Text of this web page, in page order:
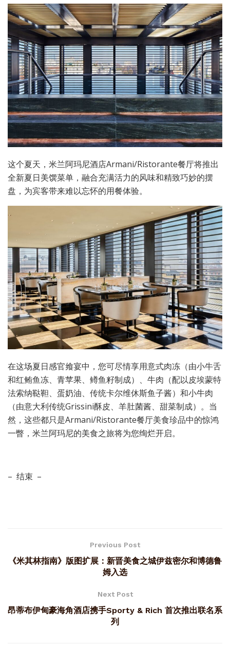
这个夏天，米兰阿玛尼酒店Armani/Ristorante餐厅将推出
全新夏日美馔菜单，融合充满活力的风味和精致巧妙的摆
盘，为宾客带来难以忘怀的用餐体验。
在这场夏日感官飨宴中，您可尽情享用意式肉冻（由小牛舌
和红鲔鱼冻、青苹果、鳟鱼籽制成）、牛肉（配以皮埃蒙特
法索纳鞑靼、蛋奶油、传统卡尔维休斯鱼子酱）和小牛肉
（由意大利传统Grissini酥皮、羊肚菌酱、甜菜制成）。当
然，这些都只是Armani/Ristorante餐厅美食珍品中的惊鸿
一瞥，米兰阿玛尼的美食之旅将为您绚烂开启。
– 结束 –
Previous Post
《米其林指南》版图扩展：新晋美食之城伊兹密尔和博德鲁
姆入选
Next Post
昂蒂布伊甸豪海角酒店携手Sporty & Rich 首次推出联名系
列